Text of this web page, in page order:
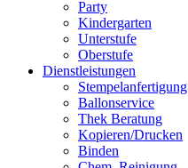
Party
Kindergarten
Unterstufe
Oberstufe
Dienstleistungen
Stempelanfertigung
Ballonservice
Thek Beratung
Kopieren/Drucken
Binden